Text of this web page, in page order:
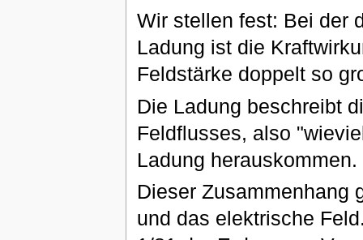
Wir stellen fest: Bei der
Ladung ist die
Feldstärke doppelt so
Die Ladung beschreibt
Feldflusses, also
Ladung herauskommen.
Dieser Zusammenhang
und das elektrische